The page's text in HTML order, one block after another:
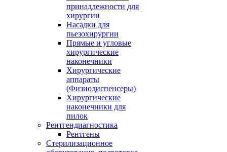
принадлежности для
хирургии
Насадки для
пьезохирургии
Прямые и угловые
хирургические
наконечники
Хирургические
аппараты
(Физиодиспенсеры)
Хирургические
наконечники для
пилок
Рентгендиагностика
Рентгены
Стерилизационное